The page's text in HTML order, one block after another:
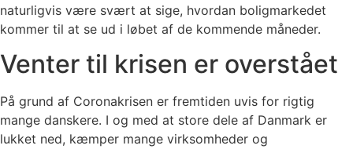
naturligvis være svært at sige, hvordan boligmarkedet
kommer til at se ud i løbet af de kommende måneder.
Venter til krisen er overstået
På grund af Coronakrisen er fremtiden uvis for rigtig
mange danskere. I og med at store dele af Danmark er
lukket ned, kæmper mange virksomheder og